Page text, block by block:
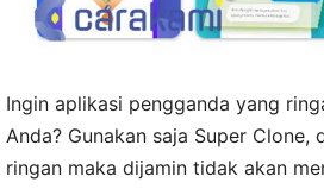
Ingin aplikasi pengganda yang
Anda? Gunakan saja Super Clone,
ringan maka dijamin tidak akan